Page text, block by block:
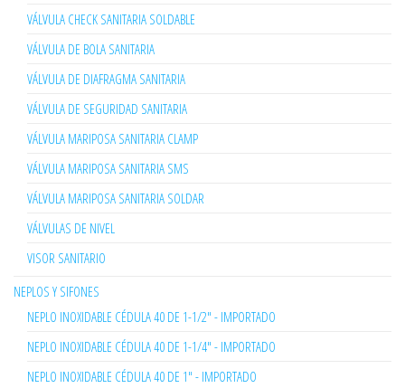
VÁLVULA CHECK SANITARIA SOLDABLE
VÁLVULA DE BOLA SANITARIA
VÁLVULA DE DIAFRAGMA SANITARIA
VÁLVULA DE SEGURIDAD SANITARIA
VÁLVULA MARIPOSA SANITARIA CLAMP
VÁLVULA MARIPOSA SANITARIA SMS
VÁLVULA MARIPOSA SANITARIA SOLDAR
VÁLVULAS DE NIVEL
VISOR SANITARIO
NEPLOS Y SIFONES
NEPLO INOXIDABLE CÉDULA 40 DE 1-1/2" - IMPORTADO
NEPLO INOXIDABLE CÉDULA 40 DE 1-1/4" - IMPORTADO
NEPLO INOXIDABLE CÉDULA 40 DE 1" - IMPORTADO